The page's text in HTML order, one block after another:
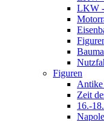
LKW
Figuren
Zeit
16.-